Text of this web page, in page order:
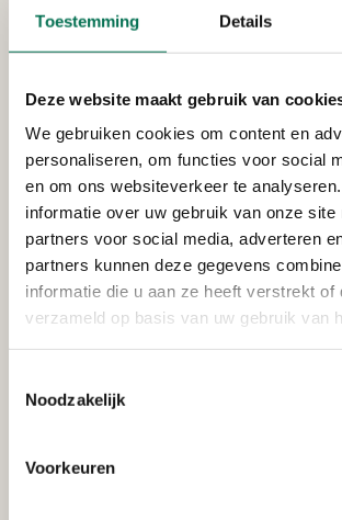
Toestemming Details
Deze website maakt gebruik van
We gebruiken cookies om content en
personaliseren, om functies voor social
en om ons websiteverkeer te
informatie over uw gebruik van onze site
partners voor social media, adverteren
partners kunnen deze gegevens
informatie die u aan ze heeft verstrekt of
verzameld op basis van uw gebruik van
Noodzakelijk
Voorkeuren
Bas Kooy Transport B.V.
Pieter Hoebeeweg 46, 3316 BT
Verleend
Rijkswaterstaat Corporate
Dienst
Van Leeuwenhoekweg 20, 3316 AV
Verleend
Stedin Netbeheer B.V.